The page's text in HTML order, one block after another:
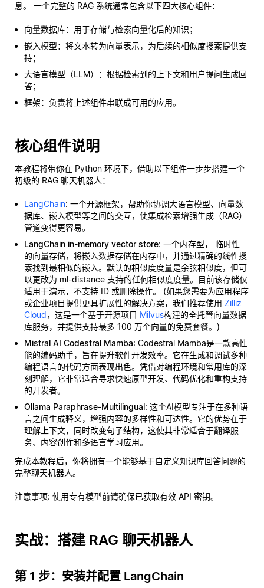
息。 一个完整的 RAG 系统通常包含以下四大核心组件：
向量数据库：用于存储与检索向量化后的知识；
嵌入模型：将文本转为向量表示，为后续的相似度搜索提供支
持；
大语言模型（LLM）：根据检索到的上下文和用户提问生成回
答；
框架：负责将上述组件串联成可用的应用。
核心组件说明
本教程将带你在 Python 环境下，借助以下组件一步步搭建一个
初级的 RAG 聊天机器人：
LangChain: 一个开源框架，帮助你协调大语言模型、向量数
据库、嵌入模型等之间的交互，使集成检索增强生成（RAG）
管道变得更容易。
LangChain in-memory vector store: 一个内存型， 临时性
的向量存储，将嵌入数据存储在内存中，并通过精确的线性搜
索找到最相似的嵌入。默认的相似度度量是余弦相似度，但可
以更改为 ml-distance 支持的任何相似度度量。目前该存储仅
适用于演示，不支持 ID 或删除操作。 (如果您需要为应用程序
或企业项目提供更具扩展性的解决方案，我们推荐使用 Zilliz
Cloud，这是一个基于开源项目 Milvus构建的全托管向量数据
库服务，并提供支持最多 100 万个向量的免费套餐。)
Mistral AI Codestral Mamba: Codestral Mamba是一款高性
能的编码助手，旨在提升软件开发效率。它在生成和调试多种
编程语言的代码方面表现出色。凭借对编程环境和常用库的深
刻理解，它非常适合寻求快速原型开发、代码优化和重构支持
的开发者。
Ollama Paraphrase-Multilingual: 这个AI模型专注于在多种语
言之间生成释义，增强内容的多样性和可达性。它的优势在于
理解上下文，同时改变句子结构，这使其非常适合于翻译服
务、内容创作和多语言学习应用。
完成本教程后，你将拥有一个能够基于自定义知识库回答问题的
完整聊天机器人。
注意事项: 使用专有模型前请确保已获取有效 API 密钥。
实战：搭建 RAG 聊天机器人
第 1 步：安装并配置 LangChain